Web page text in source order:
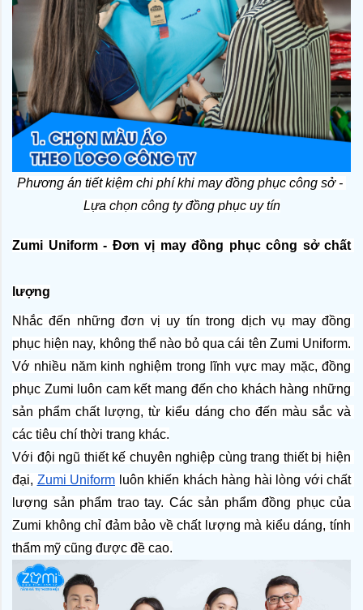
Phương án tiết kiệm chi phí khi may đồng phục công sở -
Lựa chọn công ty đồng phục uy tín
Zumi Uniform - Đơn vị may đồng phục công sở chất
lượng
Nhắc đến những đơn vị uy tín trong dịch vụ may đồng
phục hiện nay, không thể nào bỏ qua cái tên Zumi Uniform.
Vớ nhiều năm kinh nghiệm trong lĩnh vực may mặc, đồng
phục Zumi luôn cam kết mang đến cho khách hàng những
sản phẩm chất lượng, từ kiểu dáng cho đến màu sắc và
các tiêu chí thời trang khác.
Với đội ngũ thiết kế chuyên nghiệp cùng trang thiết bị hiện
đại, Zumi Uniform luôn khiến khách hàng hài lòng với chất
lượng sản phẩm trao tay. Các sản phẩm đồng phục của
Zumi không chỉ đảm bảo về chất lượng mà kiểu dáng, tính
thẩm mỹ cũng được đề cao.